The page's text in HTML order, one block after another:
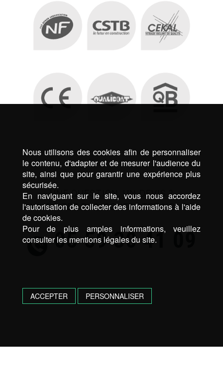
UNE QUESTION, UN DEVIS ?
N’HÉSITEZ PAS, CONTACTEZ NOUS !
05 59 30 41 09
Nous utilisons des cookies afin de personnaliser
le contenu, d'adapter et de mesurer l'audience du
site, ainsi que pour garantir une expérience plus
sécurisée.
En naviguant sur le site, vous nous accordez
l'autorisation de collecter des informations à l'aide
de cookies.
Pour de plus amples informations, veuillez
consulter les mentions légales du site.
ACCEPTER PERSONNALISER